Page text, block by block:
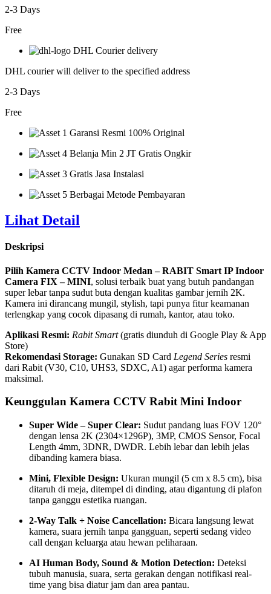
2-3 Days
Free
DHL Courier delivery
DHL courier will deliver to the specified address
2-3 Days
Free
Garansi Resmi 100% Original
Belanja Min 2 JT Gratis Ongkir
Gratis Jasa Instalasi
Berbagai Metode Pembayaran
Lihat Detail
Deskripsi
Pilih Kamera CCTV Indoor Medan – RABIT Smart IP Indoor
Camera FIX – MINI, solusi terbaik buat yang butuh pandangan
super lebar tanpa sudut buta dengan kualitas gambar jernih 2K.
Kamera ini dirancang mungil, stylish, tapi punya fitur keamanan
terlengkap yang cocok dipasang di rumah, kantor, atau toko.
Aplikasi Resmi: Rabit Smart(gratis diunduh di Google Play & App
Store)
Rekomendasi Storage: Gunakan SD Card Legend Series resmi
dari Rabit (V30, C10, UHS3, SDXC, A1) agar performa kamera
maksimal.
Keunggulan Kamera CCTV Rabit Mini Indoor
Super Wide – Super Clear: Sudut pandang luas FOV 120°
dengan lensa 2K (2304×1296P), 3MP, CMOS Sensor, Focal
Length 4mm, 3DNR, DWDR. Lebih lebar dan lebih jelas
dibanding kamera biasa.
Mini, Flexible Design: Ukuran mungil (5 cm x 8.5 cm), bisa
ditaruh di meja, ditempel di dinding, atau digantung di plafon
tanpa ganggu estetika ruangan.
2-Way Talk + Noise Cancellation: Bicara langsung lewat
kamera, suara jernih tanpa gangguan, seperti sedang video
call dengan keluarga atau hewan peliharaan.
AI Human Body, Sound & Motion Detection: Deteksi
tubuh manusia, suara, serta gerakan dengan notifikasi real-
time yang bisa diatur jam dan area pantau.